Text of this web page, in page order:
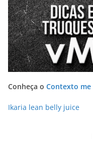
Conheça o Contexto me
Ikaria lean belly juice